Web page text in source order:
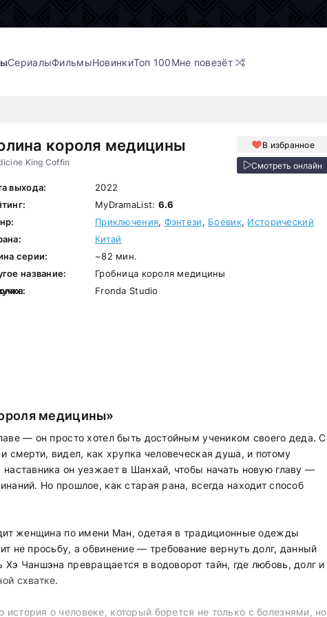
СериалыФильмыНовинкиТоп 100Мне повезёт
короля медицины
King Coffin
В избранное
Смотреть онлайн
выхода:
2022
MyDramaList: 6.6
Приключения, Фэнтези, Боевик, Исторический
Китай
серии:
~82 мин.
название:
Гробница короля медицины
Fronda Studio
медицины»
— он просто хотел быть достойным учеником своего деда. С
смерти, видел, как хрупка человеческая душа, и потому
он уезжает в Шанхай, чтобы начать новую главу —
Но прошлое, как старая рана, всегда находит способ
женщина по имени Ман, одетая в традиционные одежды
не просьбу, а обвинение — требование вернуть долг, данный
Чаншэна превращается в водоворот тайн, где любовь, долг и
схватке.
о человеке, который борется не только с болезнями, но